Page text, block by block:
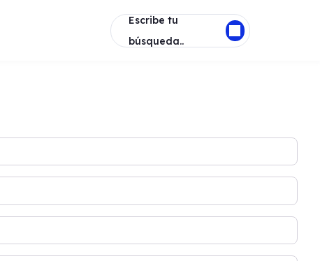
Escribe tu
búsqueda..